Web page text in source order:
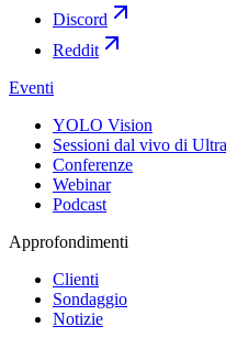
Discord
Reddit
Eventi
YOLO Vision
Sessioni dal vivo di
Conferenze
Webinar
Podcast
Approfondimenti
Clienti
Sondaggio
Notizie